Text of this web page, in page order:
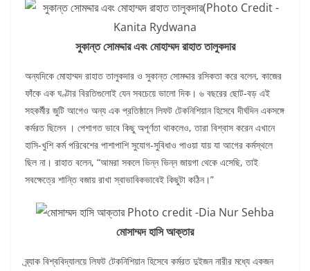
সুকান্ত সোমদ্দার এবং মোহাম্মদ রাহাত তালুকদার
অন্যদিকে মোহাম্মদ রাহাত তালুকদার ও সুকান্ত সোমদ্দার রসিকতা করে বলেন, কাজের
ফাঁকে এক ঘণ্টার বিরতিগুলোই যেন সবচেয়ে ভালো দিক। ৬ বছরের ছোট-বড় এই
সহকর্মীর জুটি আগেও অন্য এক প্রতিষ্ঠানে লিফট টেকনিশিয়ান হিসেবে দীর্ঘদিন একসঙ্গে
কর্মরত ছিলেন । পেশাগত ভাবে কিছু অপূর্ণতা থাকলেও, তারা বিশ্বাস করেন এখানে
হাসি-খুশি কর্ম পরিবেশের পাশাপাশি সুযোগ-সুবিধাও পাওয়া যায় যা আগের কর্মস্থলে
ছিল না। রাহাত বলেন, “আমরা সকলে ভিন্ন ভিন্ন জায়গা থেকে এসেছি, তাই
সবক্ষেত্রে শান্তি বজায় রাখা স্বাভাবিকভাবেই কিছুটা কঠিন।”
মোসাম্মদ হাসি আক্তার
ব্র্যাক বিশ্ববিদ্যালয়ে লিফট টেকনিশিয়ান হিসেবে কর্মরত দুইজন নারীর মধ্যে একজন